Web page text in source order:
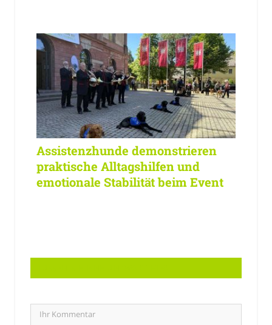
Assistenzhunde demonstrieren
praktische Alltagshilfen und
emotionale Stabilität beim Event